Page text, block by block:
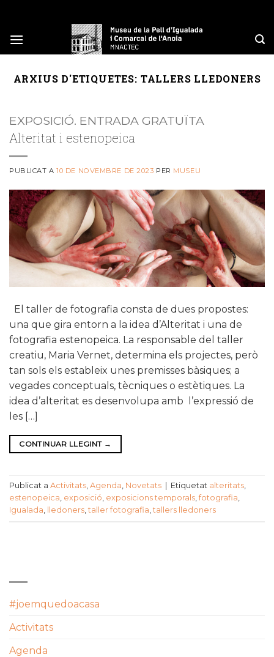
content
ARXIUS D'ETIQUETES: TALLERS LLEDONERS
EXPOSICIÓ. ENTRADA GRATUÏTA
Alteritat i estenopeica
PUBLICAT A10 DE NOVEMBRE DE 2023 PER MUSEU
El taller de fotografia consta de dues propostes:
una que gira entorn a la idea d’Alteritat i una de
fotografia estenopeica. La responsable del taller
creatiu, Maria Vernet, determina els projectes, però
tan sols els estableix unes premisses bàsiques; a
vegades conceptuals, tècniques o estètiques. La
idea d’alteritat es desenvolupa amb l’expressió de
les […]
CONTINUAR LLEGINT →
Publicat a Activitats, Agenda, Novetats Etiquetat alteritats,
estenopeica, exposició, exposicions temporals, fotografia,
Igualada, lledoners, taller fotografia, tallers lledoners
#joemquedoacasa
Activitats
Agenda